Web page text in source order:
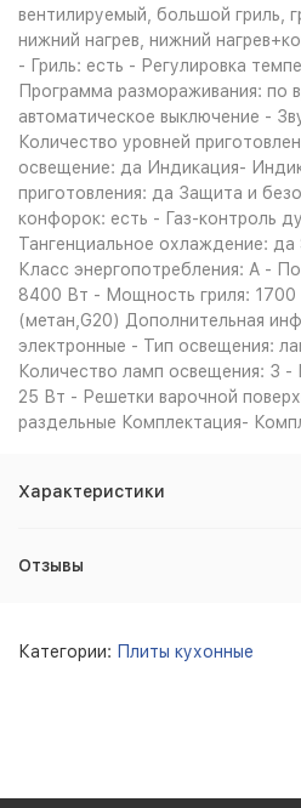
вентилируемый, большой гриль,
нижний нагрев, нижний
- Гриль: есть - Регулировка
Программа размораживания: по
автоматическое выключение -
Количество уровней
освещение: да Индикация-
приготовления: да Защита и
конфорок: есть - Газ-контроль
Тангенциальное охлаждение:
Класс энергопотребления: A -
8400 Вт - Мощность гриля: 1700
(метан,G20) Дополнительная
электронные - Тип освещения:
Количество ламп освещения: 3
25 Вт - Решетки варочной
раздельные Комплектация-
Характеристики
Отзывы
Категории: Плиты кухонные